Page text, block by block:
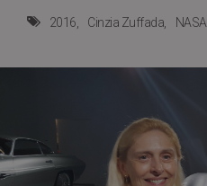
2016 Cinzia Zuffada NASA